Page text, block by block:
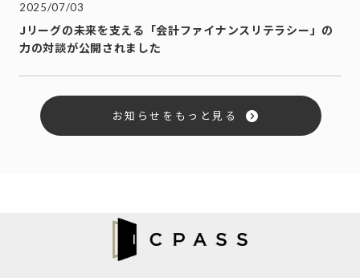
2025/07/03
Jリーグの未来を支える「会計ファイナンスリテラシー」の
力の対談が公開されました
お知らせをもっと見る